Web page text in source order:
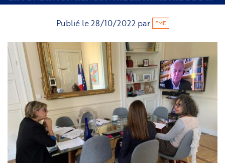
Publié le28/10/2022 par FME